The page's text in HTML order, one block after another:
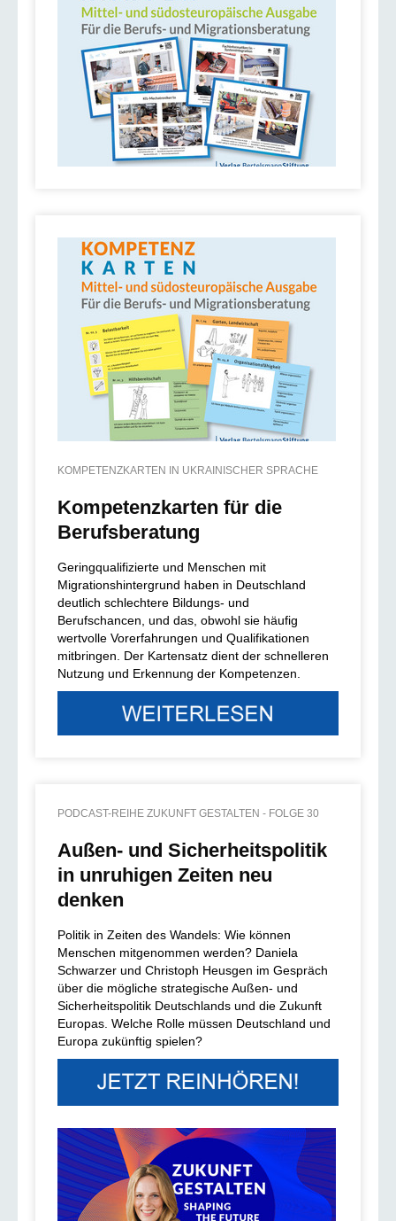
KOMPETENZKARTEN IN UKRAINISCHER SPRACHE
Kompetenzkarten für die
Berufsberatung
Geringqualifizierte und Menschen mit
Migrationshintergrund haben in Deutschland
deutlich schlechtere Bildungs- und
Berufschancen, und das, obwohl sie häufig
wertvolle Vorerfahrungen und Qualifikationen
mitbringen. Der Kartensatz dient der schnelleren
Nutzung und Erkennung der Kompetenzen.
PODCAST-REIHE ZUKUNFT GESTALTEN - FOLGE 30
Außen- und Sicherheitspolitik
in unruhigen Zeiten neu
denken
Politik in Zeiten des Wandels: Wie können
Menschen mitgenommen werden? Daniela
Schwarzer und Christoph Heusgen im Gespräch
über die mögliche strategische Außen- und
Sicherheitspolitik Deutschlands und die Zukunft
Europas. Welche Rolle müssen Deutschland und
Europa zukünftig spielen?